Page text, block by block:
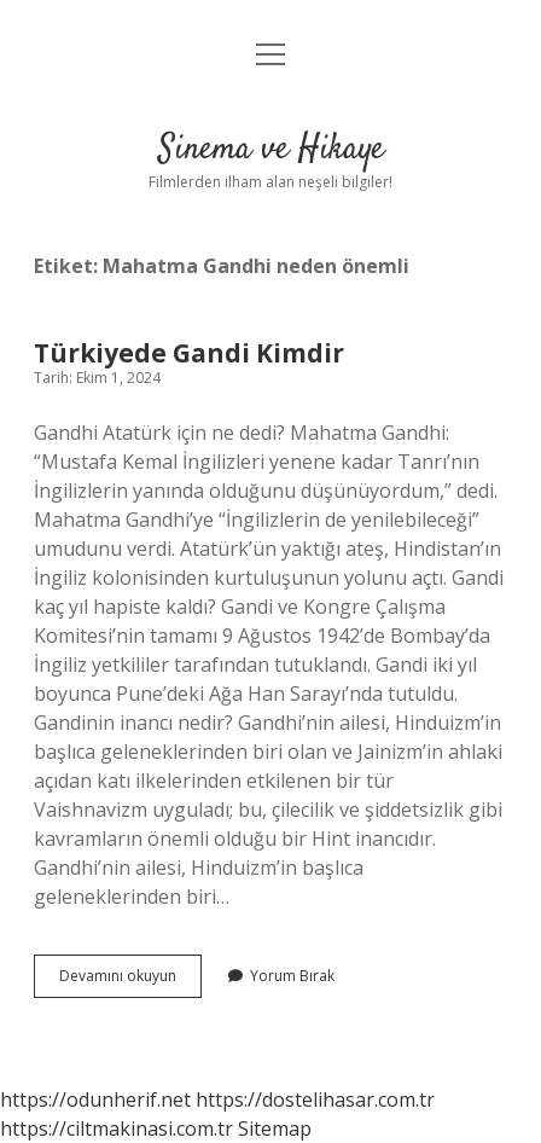
Gizlilik Politikası
Yasal Uyarı
menüyü
Sinema ve Hikaye
Filmlerden ilham alan neşeli bilgiler!
Etiket: Mahatma Gandhi neden önemli
Türkiyede Gandi Kimdir
Tarih: Ekim 1, 2024
Gandhi Atatürk için ne dedi? Mahatma Gandhi:
“Mustafa Kemal İngilizleri yenene kadar Tanrı’nın
İngilizlerin yanında olduğunu düşünüyordum,” dedi.
Mahatma Gandhi’ye “İngilizlerin de yenilebileceği”
umudunu verdi. Atatürk’ün yaktığı ateş, Hindistan’ın
İngiliz kolonisinden kurtuluşunun yolunu açtı. Gandi
kaç yıl hapiste kaldı? Gandi ve Kongre Çalışma
Komitesi’nin tamamı 9 Ağustos 1942’de Bombay’da
İngiliz yetkililer tarafından tutuklandı. Gandi iki yıl
boyunca Pune’deki Ağa Han Sarayı’nda tutuldu.
Gandinin inancı nedir? Gandhi’nin ailesi, Hinduizm’in
başlıca geleneklerinden biri olan ve Jainizm’in ahlaki
açıdan katı ilkelerinden etkilenen bir tür
Vaishnavizm uyguladı; bu, çilecilik ve şiddetsizlik gibi
kavramların önemli olduğu bir Hint inancıdır.
Gandhi’nin ailesi, Hinduizm’in başlıca
geleneklerinden biri…
Devamını okuyun Türkiyede
Gandi
Yorum Bırak
https://odunherif.net https://dostelihasar.com.tr
https://ciltmakinasi.com.trSitemap